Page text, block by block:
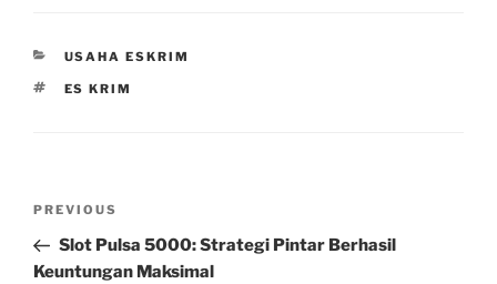
CATEGORIES
USAHA ESKRIM
TAGS
ES KRIM
Previous
Post
PREVIOUS
Slot Pulsa 5000: Strategi Pintar Berhasil
Keuntungan Maksimal